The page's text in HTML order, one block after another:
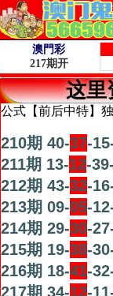
这里
公式【前后中特】
210期 40-37-
211期 13-12-
212期 43-32-
213期 09-05-
214期 29-30-
215期 19-38-
216期 18-41-
217期 34-12-